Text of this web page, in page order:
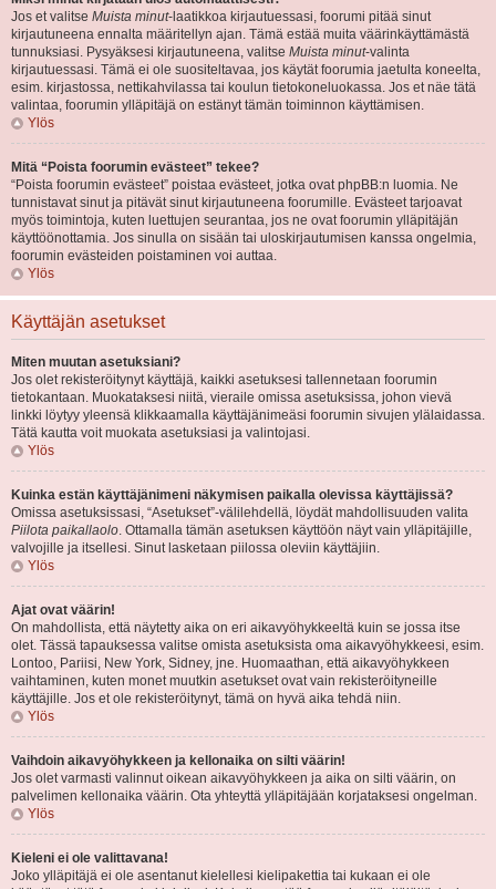
Jos et valitse Muista minut-laatikkoa kirjautuessasi, foorumi pitää sinut
kirjautuneena ennalta määritellyn ajan. Tämä estää muita väärinkäyttämästä
tunnuksiasi. Pysyäksesi kirjautuneena, valitse Muista minut-valinta
kirjautuessasi. Tämä ei ole suositeltavaa, jos käytät foorumia jaetulta koneelta,
esim. kirjastossa, nettikahvilassa tai koulun tietokoneluokassa. Jos et näe tätä
valintaa, foorumin ylläpitäjä on estänyt tämän toiminnon käyttämisen.
Ylös
Mitä “Poista foorumin evästeet” tekee?
“Poista foorumin evästeet” poistaa evästeet, jotka ovat phpBB:n luomia. Ne
tunnistavat sinut ja pitävät sinut kirjautuneena foorumille. Evästeet tarjoavat
myös toimintoja, kuten luettujen seurantaa, jos ne ovat foorumin ylläpitäjän
käyttöönottamia. Jos sinulla on sisään tai uloskirjautumisen kanssa ongelmia,
foorumin evästeiden poistaminen voi auttaa.
Ylös
Käyttäjän asetukset
Miten muutan asetuksiani?
Jos olet rekisteröitynyt käyttäjä, kaikki asetuksesi tallennetaan foorumin
tietokantaan. Muokataksesi niitä, vieraile omissa asetuksissa, johon vievä
linkki löytyy yleensä klikkaamalla käyttäjänimeäsi foorumin sivujen ylälaidassa.
Tätä kautta voit muokata asetuksiasi ja valintojasi.
Ylös
Kuinka estän käyttäjänimeni näkymisen paikalla olevissa käyttäjissä?
Omissa asetuksissasi, “Asetukset”-välilehdellä, löydät mahdollisuuden valita
Piilota paikallaolo. Ottamalla tämän asetuksen käyttöön näyt vain ylläpitäjille,
valvojille ja itsellesi. Sinut lasketaan piilossa oleviin käyttäjiin.
Ylös
Ajat ovat väärin!
On mahdollista, että näytetty aika on eri aikavyöhykkeeltä kuin se jossa itse
olet. Tässä tapauksessa valitse omista asetuksista oma aikavyöhykkeesi, esim.
Lontoo, Pariisi, New York, Sidney, jne. Huomaathan, että aikavyöhykkeen
vaihtaminen, kuten monet muutkin asetukset ovat vain rekisteröityneille
käyttäjille. Jos et ole rekisteröitynyt, tämä on hyvä aika tehdä niin.
Ylös
Vaihdoin aikavyöhykkeen ja kellonaika on silti väärin!
Jos olet varmasti valinnut oikean aikavyöhykkeen ja aika on silti väärin, on
palvelimen kellonaika väärin. Ota yhteyttä ylläpitäjään korjataksesi ongelman.
Ylös
Kieleni ei ole valittavana!
Joko ylläpitäjä ei ole asentanut kielellesi kielipakettia tai kukaan ei ole